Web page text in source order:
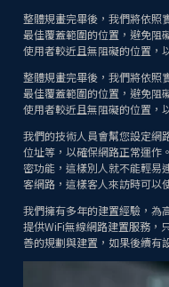
整體規畫完畢後，我們將依照
最佳覆蓋範圍的位置，避免阻
使用者較近且無阻礙的位置，
整體規畫完畢後，我們將依照
最佳覆蓋範圍的位置，避免阻
使用者較近且無阻礙的位置，
我們的技術人員會幫您設定網
位址等，以確保網路正常運作
密功能，這樣別人就不能輕易
客網路，這樣客人來訪時可以
我們擁有多年的建置經驗，為
提供WiFi無線網路建置服務，
善的規劃與建置，如果後續有